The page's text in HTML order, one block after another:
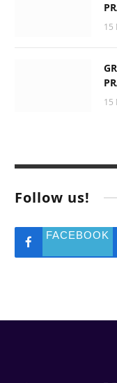
15
15
Follow us!
FACEBOOK